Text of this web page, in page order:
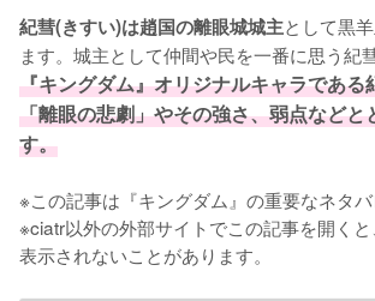
紀彗(きすい)は趙国の離眼城城主として黒
ます。城主として仲間や民を一番に思う紀
『キングダム』オリジナルキャラである
「離眼の悲劇」やその強さ、弱点などと
す。
※この記事は『キングダム』の重要なネタバ
※ciatr以外の外部サイトでこの記事を開く
表示されないことがあります。